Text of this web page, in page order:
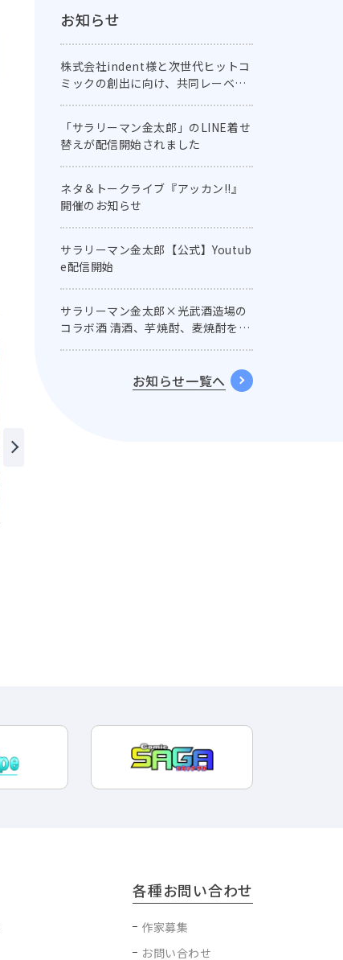
お知らせ
株式会社indent様と次世代ヒットコ
ミックの創出に向け、共同レーベル
「サラリーマン金太郎」のLINE着せ
替えが配信開始されました
ネタ＆トークライブ『アッカン!!』
開催のお知らせ
サラリーマン金太郎【公式】Youtub
e配信開始
サラリーマン金太郎×光武酒造場の
コラボ酒 清酒、芋焼酎、麦焼酎を名
お知らせ一覧へ
各種お問い合わせ
作家募集
お問い合わせ